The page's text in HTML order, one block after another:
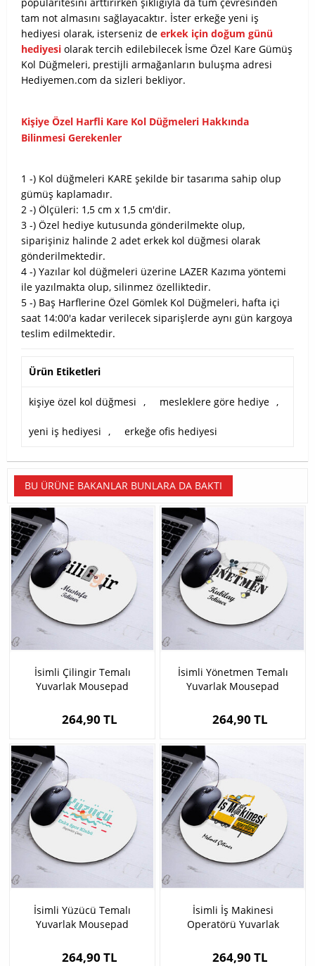
tam not almasını sağlayacaktır. İster erkeğe yeni iş
hediyesi olarak, isterseniz de erkek için doğum günü
hediyesi olarak tercih edilebilecek İsme Özel Kare Gümüş
Kol Düğmeleri, prestijli armağanların buluşma adresi
Hediyemen.com da sizleri bekliyor.
Kişiye Özel Harfli Kare Kol Düğmeleri Hakkında
Bilinmesi Gerekenler
1 -) Kol düğmeleri KARE şekilde bir tasarıma sahip olup
gümüş kaplamadır.
2 -) Ölçüleri: 1,5 cm x 1,5 cm'dir.
3 -) Özel hediye kutusunda gönderilmekte olup,
siparişiniz halinde 2 adet erkek kol düğmesi olarak
gönderilmektedir.
4 -) Yazılar kol düğmeleri üzerine LAZER Kazıma yöntemi
ile yazılmakta olup, silinmez özelliktedir.
5 -) Baş Harflerine Özel Gömlek Kol Düğmeleri, hafta içi
saat 14:00'a kadar verilecek siparişlerde aynı gün kargoya
teslim edilmektedir.
Ürün Etiketleri
kişiye özel kol düğmesi , mesleklere göre hediye ,
yeni iş hediyesi , erkeğe ofis hediyesi
BU ÜRÜNE BAKANLAR BUNLARA DA BAKTI
İsimli Çilingir Temalı
Yuvarlak Mousepad
264,90 TL
İsimli Yönetmen Temalı
Yuvarlak Mousepad
264,90 TL
İsimli Yüzücü Temalı
Yuvarlak Mousepad
264,90 TL
İsimli İş Makinesi
Operatörü Yuvarlak
264,90 TL